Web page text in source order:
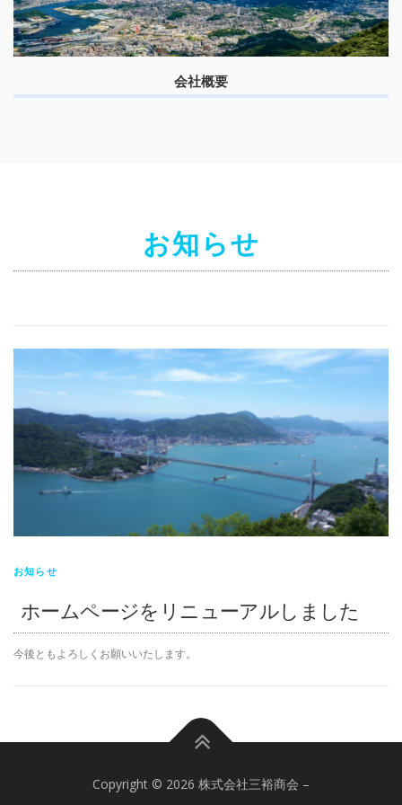
会社概要
お知らせ
お知らせ
ホームページをリニューアルしました
今後ともよろしくお願いいたします。
Copyright © 2026 株式会社三裕商会 –